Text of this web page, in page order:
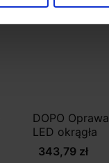
DOPO
LED okrągła
343,79 zł